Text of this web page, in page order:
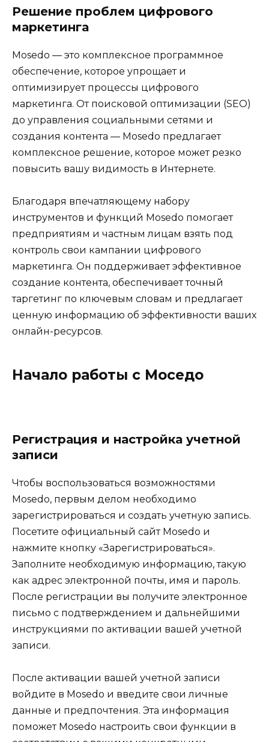
Решение проблем цифрового
маркетинга
Mosedo — это комплексное программное
обеспечение, которое упрощает и
оптимизирует процессы цифрового
маркетинга. От поисковой оптимизации (SEO)
до управления социальными сетями и
создания контента — Mosedo предлагает
комплексное решение, которое может резко
повысить вашу видимость в Интернете.
Благодаря впечатляющему набору
инструментов и функций Mosedo помогает
предприятиям и частным лицам взять под
контроль свои кампании цифрового
маркетинга. Он поддерживает эффективное
создание контента, обеспечивает точный
таргетинг по ключевым словам и предлагает
ценную информацию об эффективности ваших
онлайн-ресурсов.
Начало работы с Моседо
Регистрация и настройка учетной
записи
Чтобы воспользоваться возможностями
Mosedo, первым делом необходимо
зарегистрироваться и создать учетную запись.
Посетите официальный сайт Mosedo и
нажмите кнопку «Зарегистрироваться».
Заполните необходимую информацию, такую ​​
как адрес электронной почты, имя и пароль.
После регистрации вы получите электронное
письмо с подтверждением и дальнейшими
инструкциями по активации вашей учетной
записи.
После активации вашей учетной записи
войдите в Mosedo и введите свои личные
данные и предпочтения. Эта информация
поможет Mosedo настроить свои функции в